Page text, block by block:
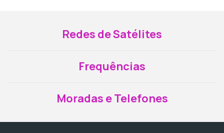
Redes de Satélites
Frequências
Moradas e Telefones